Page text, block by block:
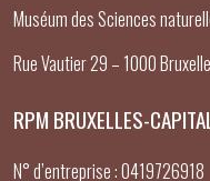
Muséum des Sciences
Rue Vautier 29 – 1000
RPM BRUXELLES-
N° d’entreprise : 0419726918